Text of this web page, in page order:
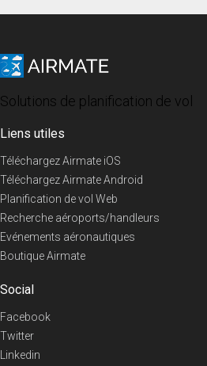
Solutions de planification de vol
Liens utiles
Téléchargez Airmate iOS
Téléchargez Airmate Android
Planification de vol Web
Recherche aéroports/handleurs
Evénements aéronautiques
Boutique Airmate
Social
Facebook
Twitter
Linkedin